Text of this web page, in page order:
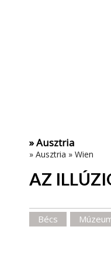
» Ausztria
» Ausztria » Wien
AZ
Bécs